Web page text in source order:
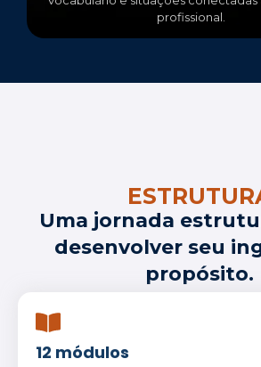
profissional.
Uma jornada
desenvolver seu
propósito.
12 módulos